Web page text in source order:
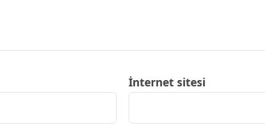
İnternet sitesi